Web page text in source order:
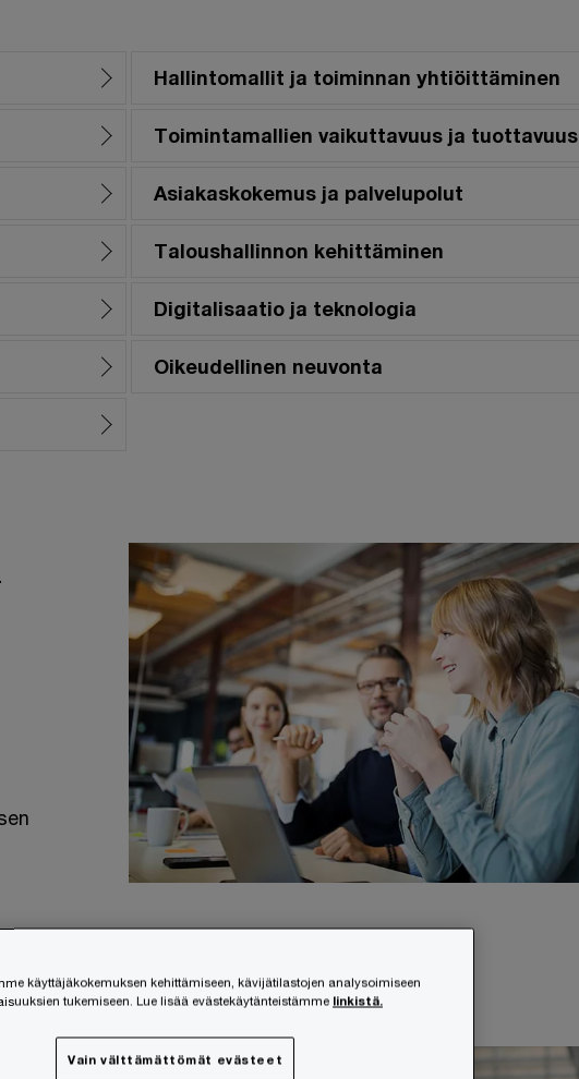
Hallintomallit ja toiminnan yhtiöittäminen
Toimintamallien vaikuttavuus ja tuottavuus
Asiakaskokemus ja palvelupolut
Taloushallinnon kehittäminen
Digitalisaatio ja teknologia
Oikeudellinen neuvonta
käyttäjäkokemuksen kehittämiseen, kävijätilastojen analysoimiseen
tukemiseen. Lue lisää evästekäytänteistämme linkistä.
Vain välttämättömät evästeet